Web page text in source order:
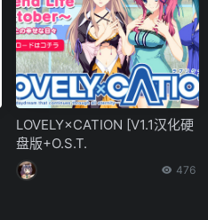
LOVELY×CATION [V1.1汉化硬
盘版+O.S.T.
476